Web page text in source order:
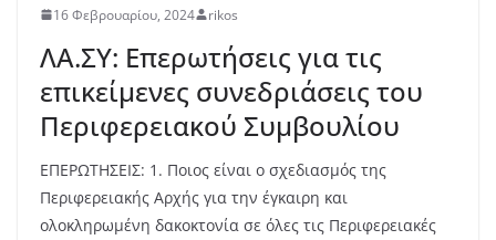
16 Φεβρουαρίου, 2024 rikos
ΛΑ.ΣΥ: Επερωτήσεις για τις
επικείμενες συνεδριάσεις του
Περιφερειακού Συμβουλίου
ΕΠΕΡΩΤΗΣΕΙΣ: 1. Ποιος είναι ο σχεδιασμός της
Περιφερειακής Αρχής για την έγκαιρη και
ολοκληρωμένη δακοκτονία σε όλες τις Περιφερειακές